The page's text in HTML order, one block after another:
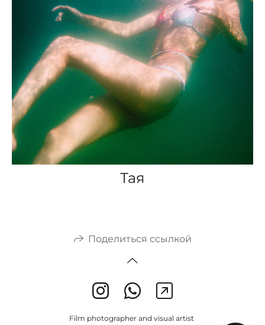
Тая
Поделиться ссылкой
Film photographer and visual artist